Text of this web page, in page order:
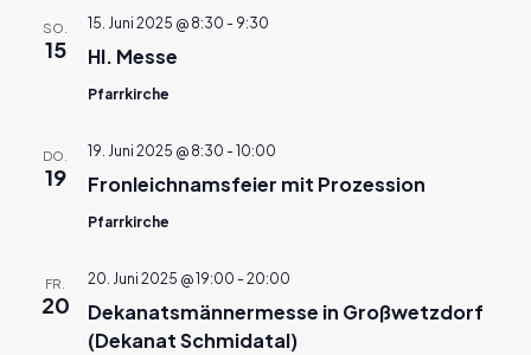
SO.
15 Hl. Messe
15. Juni 2025 @ 8:30 - 9:30
Pfarrkirche
DO.
19 Fronleichnamsfeier mit Prozession
19. Juni 2025 @ 8:30 - 10:00
Pfarrkirche
FR.
20
Dekanatsmännermesse in Großwetzdorf
(Dekanat Schmidatal)
20. Juni 2025 @ 19:00 - 20:00